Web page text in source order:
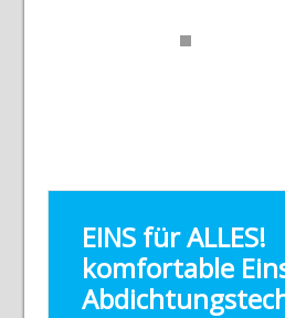
EINS für
komfortable